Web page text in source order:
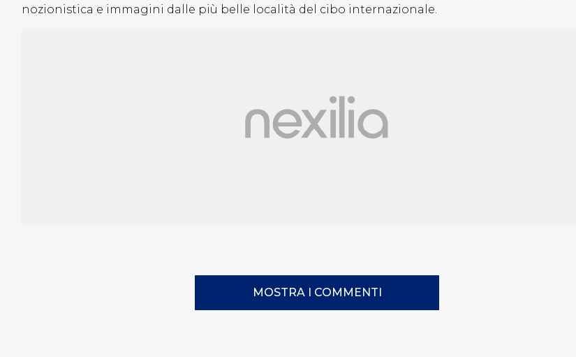
nozionistica e immagini dalle più belle località del cibo internazionale.
MOSTRA I COMMENTI